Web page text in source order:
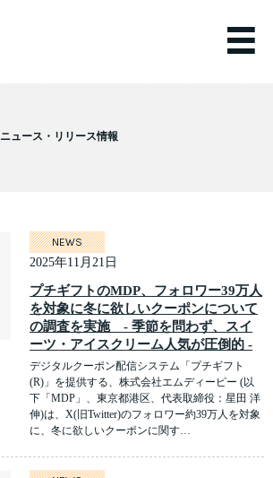
ニュース・リリース情報
NEWS
2025年11月21日
プチギフトのMDP、フォロワー39万人
を対象に冬に欲しいクーポンについて
の調査を実施 - 季節を問わず、スイ
ーツ・アイスクリーム人気が圧倒的 -
デジタルクーポン配信システム「プチギフト
(R)」を提供する、株式会社エムディーピー (以
下「MDP」、東京都港区、代表取締役：星田 洋
伸)は、X(旧Twitter)のフォロワー約39万人を対象
に、冬に欲しいクーポンに関す…